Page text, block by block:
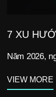
7 XU
Năm 2026,
VIEW MORE